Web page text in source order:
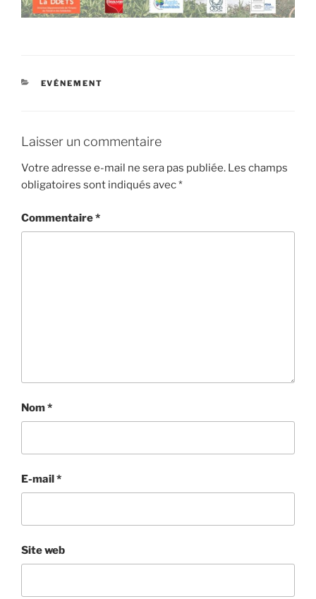
CATÉGORIES
EVÉNEMENT
Laisser un commentaire
Votre adresse e-mail ne sera pas publiée. Les champs
obligatoires sont indiqués avec*
Commentaire*
Nom*
E-mail*
Site web